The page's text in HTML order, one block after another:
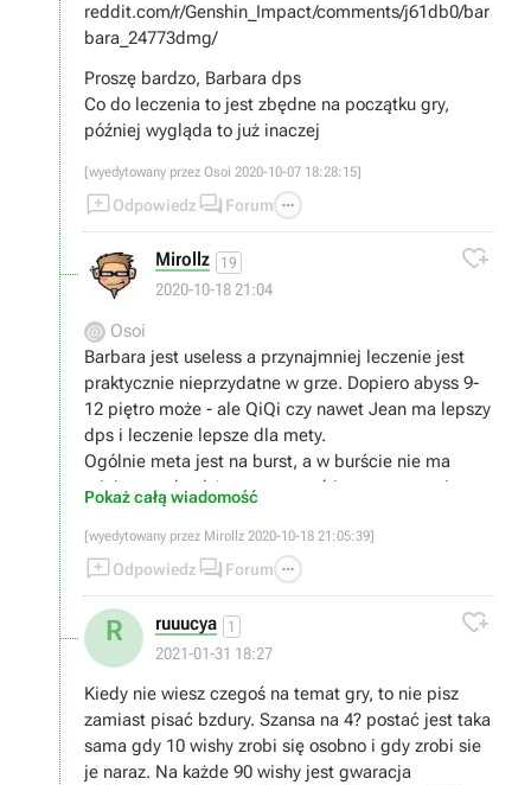
reddit.com/r/Genshin_Impact/comments/j61db0/bar
bara_24773dmg/
Proszę bardzo, Barbara dps
Co do leczenia to jest zbędne na początku gry,
później wygląda to już inaczej
[wyedytowany przez Osoi 2020-10-07 18:28:15]
Odpowiedz  Forum 
Mirollz 19
2020-10-18 21:04

Osoi
Barbara jest useless a przynajmniej leczenie jest
praktycznie nieprzydatne w grze. Dopiero abyss 9-
12 piętro może - ale QiQi czy nawet Jean ma lepszy
dps i leczenie lepsze dla mety.
Ogólnie meta jest na burst, a w burście nie ma
miejsca na heal (sporo wyzwań jest na czas, nie na
jest na tyle łatwe, ze heal jest po prostu zbędny
przez większość czasu.
To że na filmiku ktoś robi duży dps na ognistej elitce
to nic nie znaczy :).
Pokaż całą wiadomość
[wyedytowany przez Mirollz 2020-10-18 21:05:39]
Odpowiedz  Forum 
R ruuucya 1
2021-01-31 18:27

Kiedy nie wiesz czegoś na temat gry, to nie pisz
zamiast pisać bzdury. Szansa na 4? postać jest taka
sama gdy 10 wishy zrobi się osobno i gdy zrobi sie
je naraz. Na każde 90 wishy jest gwaracja